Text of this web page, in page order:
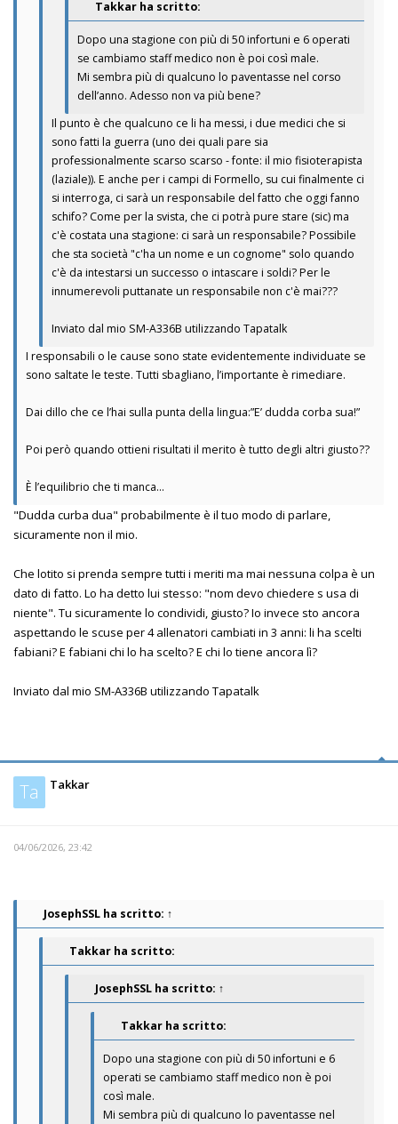
Takkar ha scritto:
Dopo una stagione con più di 50 infortuni e 6 operati
se cambiamo staff medico non è poi così male.
Mi sembra più di qualcuno lo paventasse nel corso
dell’anno. Adesso non va più bene?
Il punto è che qualcuno ce li ha messi, i due medici che si
sono fatti la guerra (uno dei quali pare sia
professionalmente scarso scarso - fonte: il mio fisioterapista
(laziale)). E anche per i campi di Formello, su cui finalmente ci
si interroga, ci sarà un responsabile del fatto che oggi fanno
schifo? Come per la svista, che ci potrà pure stare (sic) ma
c'è costata una stagione: ci sarà un responsabile? Possibile
che sta società "c'ha un nome e un cognome" solo quando
c'è da intestarsi un successo o intascare i soldi? Per le
innumerevoli puttanate un responsabile non c'è mai???
Inviato dal mio SM-A336B utilizzando Tapatalk
I responsabili o le cause sono state evidentemente individuate se
sono saltate le teste. Tutti sbagliano, l’importante è rimediare.
Dai dillo che ce l’hai sulla punta della lingua:”E’ dudda corba sua!”
Poi però quando ottieni risultati il merito è tutto degli altri giusto??
È l’equilibrio che ti manca…
"Dudda curba dua" probabilmente è il tuo modo di parlare,
sicuramente non il mio.
Che lotito si prenda sempre tutti i meriti ma mai nessuna colpa è un
dato di fatto. Lo ha detto lui stesso: "nom devo chiedere s usa di
niente". Tu sicuramente lo condividi, giusto? Io invece sto ancora
aspettando le scuse per 4 allenatori cambiati in 3 anni: li ha scelti
fabiani? E fabiani chi lo ha scelto? E chi lo tiene ancora lì?
Inviato dal mio SM-A336B utilizzando Tapatalk
Ta Takkar
04/06/2026, 23:42
JosephSSL ha scritto: ↑
Takkar ha scritto:
JosephSSL ha scritto: ↑
Takkar ha scritto:
Dopo una stagione con più di 50 infortuni e 6
operati se cambiamo staff medico non è poi
così male.
Mi sembra più di qualcuno lo paventasse nel